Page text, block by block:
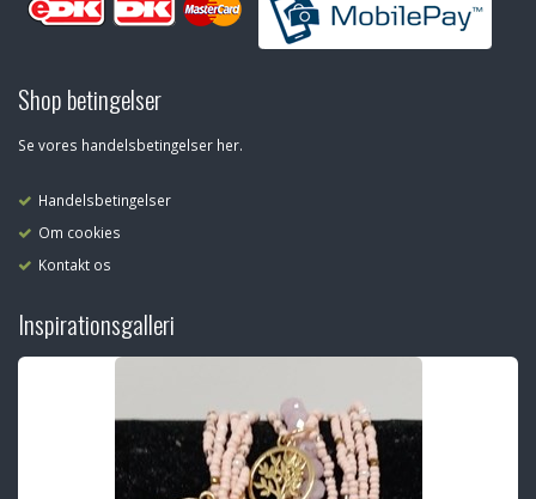
Shop betingelser
Se vores handelsbetingelser her.
Handelsbetingelser
Om cookies
Kontakt os
Inspirationsgalleri